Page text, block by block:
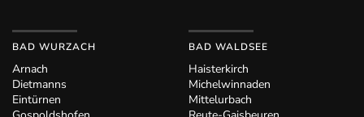
BAD WURZACH
Arnach
Dietmanns
Eintürnen
BAD WALDSEE
Haisterkirch
Michelwinnaden
Mittelurbach